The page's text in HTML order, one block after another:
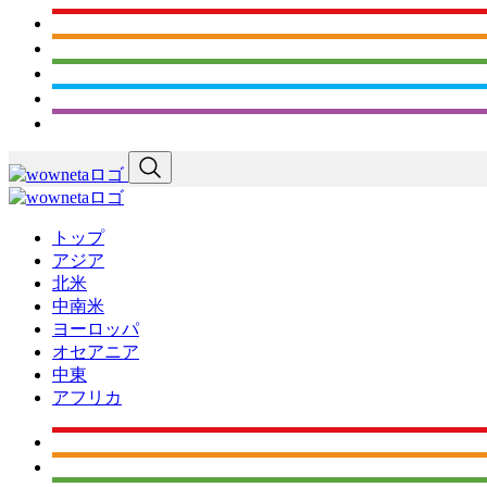
トップ
アジア
北米
中南米
ヨーロッパ
オセアニア
中東
アフリカ